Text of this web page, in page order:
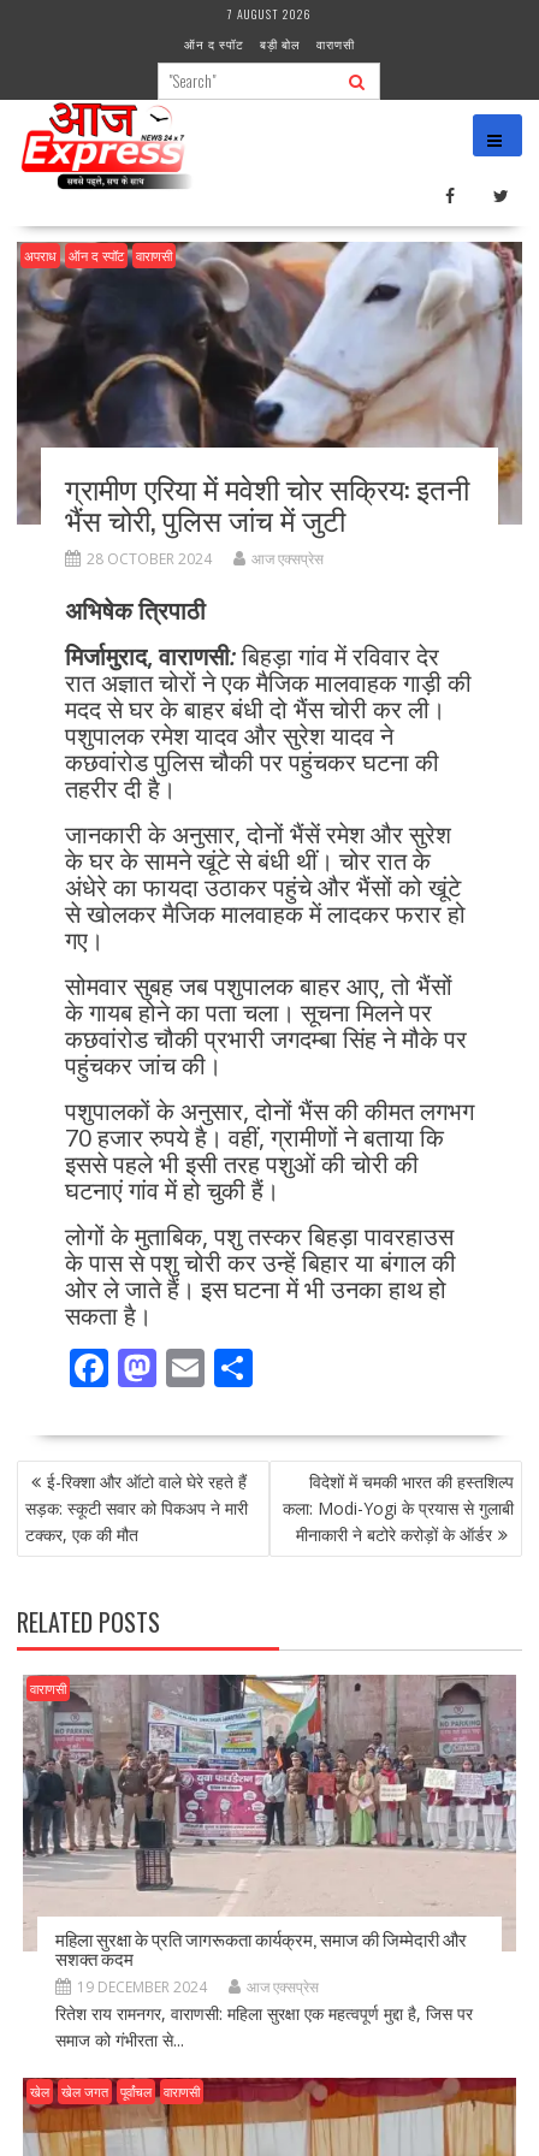
7 AUGUST 2026
ऑन द स्पॉट
बड़ी बोल वाराणसी
अपराध ऑन द स्पॉट वाराणसी
ग्रामीण एरिया में मवेशी चोर सक्रिय: इतनी
भैंस चोरी, पुलिस जांच में जुटी
28 OCTOBER 2024 आज एक्सप्रेस
अभिषेक त्रिपाठी
मिर्जामुराद, वाराणसी:बिहड़ा गांव में रविवार देर
रात अज्ञात चोरों ने एक मैजिक मालवाहक गाड़ी की
मदद से घर के बाहर बंधी दो भैंस चोरी कर ली।
पशुपालक रमेश यादव और सुरेश यादव ने
कछवांरोड पुलिस चौकी पर पहुंचकर घटना की
तहरीर दी है।
जानकारी के अनुसार, दोनों भैंसें रमेश और सुरेश
के घर के सामने खूंटे से बंधी थीं। चोर रात के
अंधेरे का फायदा उठाकर पहुंचे और भैंसों को खूंटे
से खोलकर मैजिक मालवाहक में लादकर फरार हो
गए।
सोमवार सुबह जब पशुपालक बाहर आए, तो भैंसों
के गायब होने का पता चला। सूचना मिलने पर
कछवांरोड चौकी प्रभारी जगदम्बा सिंह ने मौके पर
पहुंचकर जांच की।
पशुपालकों के अनुसार, दोनों भैंस की कीमत लगभग
70 हजार रुपये है। वहीं, ग्रामीणों ने बताया कि
इससे पहले भी इसी तरह पशुओं की चोरी की
घटनाएं गांव में हो चुकी हैं।
लोगों के मुताबिक, पशु तस्कर बिहड़ा पावरहाउस
के पास से पशु चोरी कर उन्हें बिहार या बंगाल की
ओर ले जाते हैं। इस घटना में भी उनका हाथ हो
सकता है।
F
e
b
o
o
k
M
to
d
o
n
E
ai
l
S
ar
POST
NAVIGATION
ई-रिक्शा और ऑटो वाले घेरे रहते हैं
सड़क: स्कूटी सवार को पिकअप ने मारी
टक्कर, एक की मौत
विदेशों में चमकी भारत की हस्तशिल्प
कला: Modi-Yogi के प्रयास से गुलाबी
मीनाकारी ने बटोरे करोड़ों के ऑर्डर
RELATED POSTS
वाराणसी
महिला सुरक्षा के प्रति जागरूकता कार्यक्रम, समाज की जिम्मेदारी और
सशक्त कदम
19 DECEMBER 2024 आज एक्सप्रेस
रितेश राय रामनगर, वाराणसी: महिला सुरक्षा एक महत्वपूर्ण मुद्दा है, जिस पर
समाज को गंभीरता से...
खेल खेल जगत पूर्वांचल वाराणसी